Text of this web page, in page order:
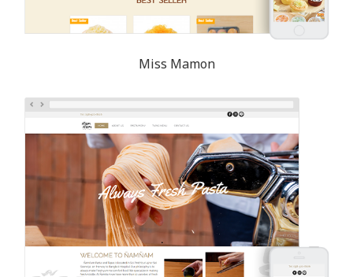
Miss Mamon